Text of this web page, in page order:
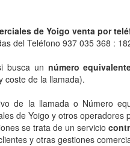
de Yoigo venta por
del Teléfono 937 035 368 :
un número
coste de la llamada).
de la llamada o Número
de Yoigo y otros operadores
se trata de un servicio
y otras gestiones